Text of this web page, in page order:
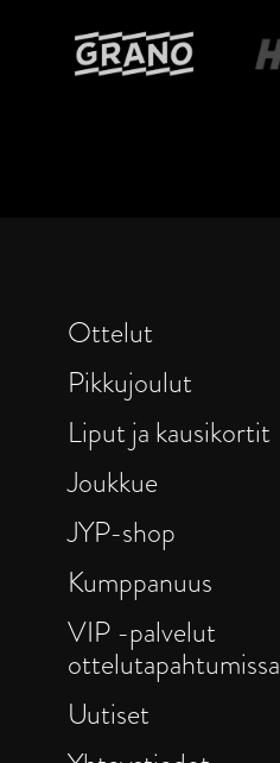
Ottelut
Pikkujoulut
Liput ja kausikortit
Joukkue
JYP-shop
Kumppanuus
VIP -palvelut
ottelutapahtumissa
Uutiset